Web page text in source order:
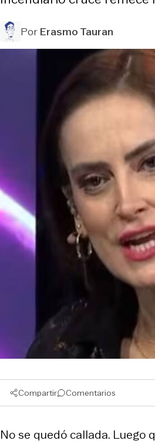
PorErasmo Tauran
Compartir Comentarios
No se quedó callada. Luego